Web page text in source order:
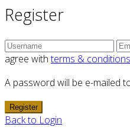
Register
agree withterms & conditions
A password will be e-mailed
Register
Back to Login